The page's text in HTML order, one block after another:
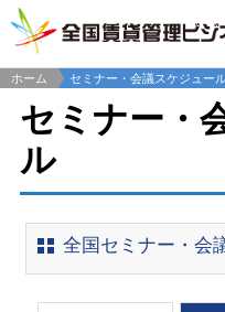
ホーム セミナー・会議スケジュー
セミナー・
ル
全国セミナー・会